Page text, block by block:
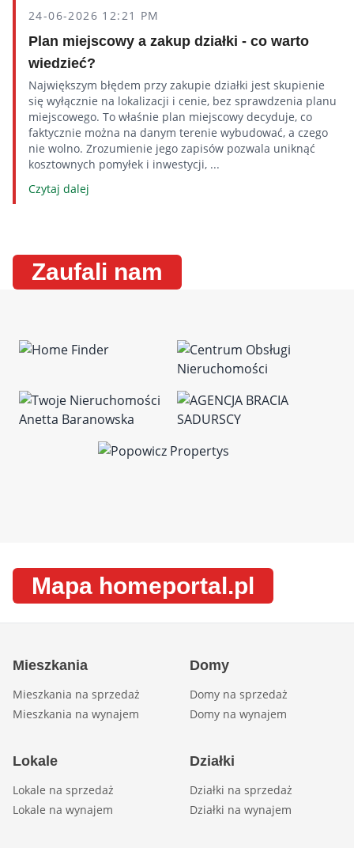
24-06-2026 12:21 PM
Plan miejscowy a zakup działki - co warto
wiedzieć?
Największym błędem przy zakupie działki jest skupienie
się wyłącznie na lokalizacji i cenie, bez sprawdzenia planu
miejscowego. To właśnie plan miejscowy decyduje, co
faktycznie można na danym terenie wybudować, a czego
nie wolno. Zrozumienie jego zapisów pozwala uniknąć
kosztownych pomyłek i inwestycji, ...
Czytaj dalej
Zaufali nam
Mapa homeportal.pl
Mieszkania
Mieszkania na sprzedaż
Mieszkania na wynajem
Domy
Domy na sprzedaż
Domy na wynajem
Lokale
Lokale na sprzedaż
Lokale na wynajem
Działki
Działki na sprzedaż
Działki na wynajem